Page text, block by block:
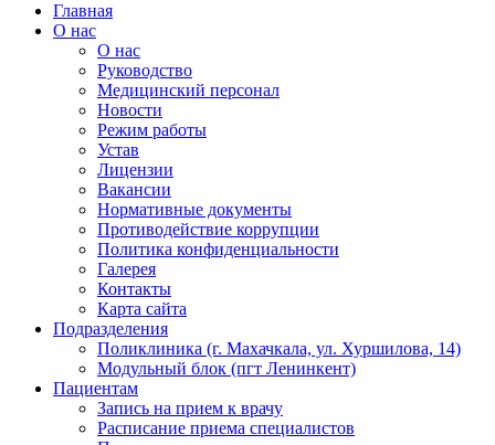
Главная
О нас
О нас
Руководство
Медицинский персонал
Новости
Режим работы
Устав
Лицензии
Вакансии
Нормативные документы
Противодействие коррупции
Политика конфиденциальности
Галерея
Контакты
Карта сайта
Подразделения
Поликлиника (г. Махачкала, ул. Хуршилова, 14)
Модульный блок (пгт Ленинкент)
Пациентам
Запись на прием к врачу
Расписание приема специалистов